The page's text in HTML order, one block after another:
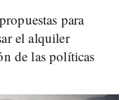
para
el alquiler
de las políticas